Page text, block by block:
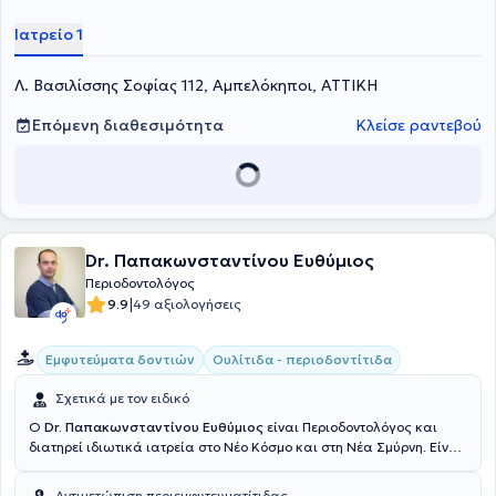
Ιατρείο 1
Λ. Βασιλίσσης Σοφίας 112, Αμπελόκηποι, ΑΤΤΙΚΗ
Επόμενη διαθεσιμότητα
Κλείσε ραντεβού
Dr. Παπακωνσταντίνου Ευθύμιος
Περιοδοντολόγος
9.9|49 αξιολογήσεις
Εμφυτεύματα δοντιών Ουλίτιδα - περιοδοντίτιδα
Σχετικά με τον ειδικό
Ο Dr. Παπακωνσταντίνου Ευθύμιος είναι Περιοδοντολόγος και
διατηρεί ιδιωτικά ιατρεία στο Νέο Κόσμο και στη Νέα Σμύρνη. Είναι
U.M.F.T. της Ρουμανίας και απόφοιτος Οδοντιατρικής Σχολής του